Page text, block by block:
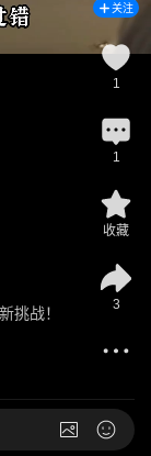
挑战！
关注
1
1
收藏
3